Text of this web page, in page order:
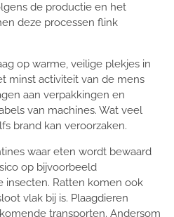
de productie en het
deze processen flink
op warme, veilige plekjes in
minst activiteit van de mens
aan verpakkingen en
van machines. Wat veel
brand kan veroorzaken.
waar eten wordt bewaard
op bijvoorbeeld
insecten. Ratten komen ook
vlak bij is. Plaagdieren
transporten. Andersom